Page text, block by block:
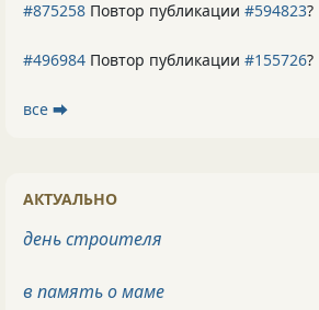
#875258 Повтор публикации #594823?
#496984 Повтор публикации #155726?
все ⮕
АКТУАЛЬНО
день строителя
в память о маме